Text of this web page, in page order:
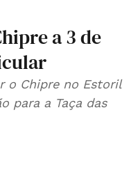
a 3 de
o Chipre no Estoril
para a Taça das